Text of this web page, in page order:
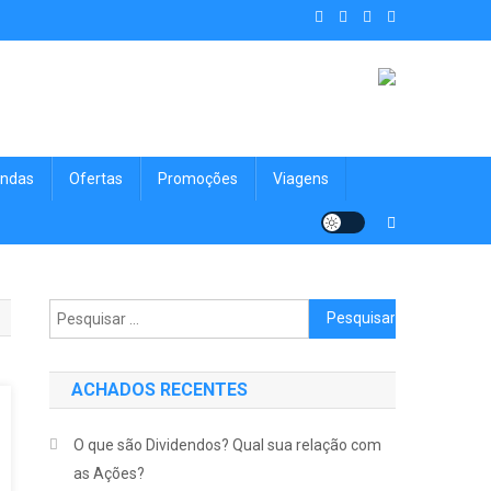
Ofertas Promoções Viagens
Pesquisar
por:
ACHADOS RECENTES
O que são Dividendos? Qual sua relação com
as Ações?